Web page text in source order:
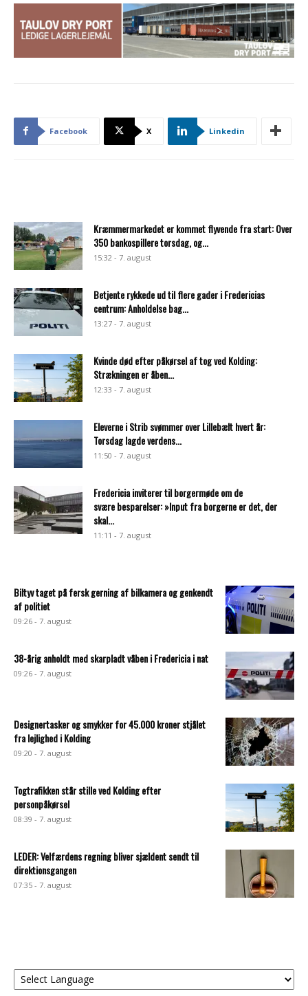
Facebook X Linkedin
Kræmmermarkedet er kommet flyvende fra start: Over
350 bankospillere torsdag, og...
15:32 - 7. august
Betjente rykkede ud til flere gader i Fredericias
centrum: Anholdelse bag...
13:27 - 7. august
Kvinde død efter påkørsel af tog ved Kolding:
Strækningen er åben...
12:33 - 7. august
Eleverne i Strib svømmer over Lillebælt hvert år:
Torsdag lagde verdens...
11:50 - 7. august
Fredericia inviterer til borgermøde om de
svære besparelser: »Input fra borgerne er det, der
skal...
11:11 - 7. august
Biltyv taget på fersk gerning af bilkamera og genkendt
af politiet
09:26 - 7. august
38-årig anholdt med skarpladt våben i Fredericia i nat
09:26 - 7. august
Designertasker og smykker for 45.000 kroner stjålet
fra lejlighed i Kolding
09:20 - 7. august
Togtrafikken står stille ved Kolding efter
personpåkørsel
08:39 - 7. august
LEDER: Velfærdens regning bliver sjældent sendt til
direktionsgangen
07:35 - 7. august